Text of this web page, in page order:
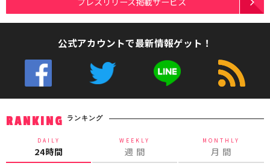
公式アカウントで最新情報ゲット！
RANKING ランキング
DAILY
24時間
WEEKLY
週 間
MONTHLY
月 間